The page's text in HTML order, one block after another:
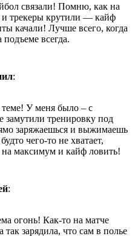
связали! Помню, как на
и трекеры крутили — кайф
качали! Лучше всего, когда
всегда.
:
У меня было – с
замутили тренировку под
заряжаешься и выжимаешь
чего-то не хватает,
на максимум и кайф ловить!
:
огонь! Как-то на матче
зарядила, что сам в полье